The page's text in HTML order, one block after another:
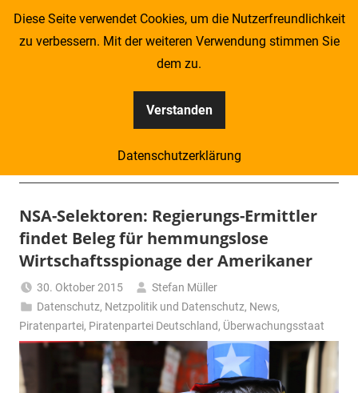
Zum
Kompass
–
Zeitung
für
Piraten
NSA-Selektoren: Regierungs-Ermittler
findet Beleg für hemmungslose
Wirtschaftsspionage der Amerikaner
30. Oktober 2015
Stefan Müller
Datenschutz, Netzpolitik und Datenschutz, News,
Piratenpartei, Piratenpartei Deutschland, Überwachungsstaat
Diese Seite verwendet Cookies, um die Nutzerfreundlichkeit
zu verbessern. Mit der weiteren Verwendung stimmen Sie
dem zu.
Verstanden
Datenschutzerklärung